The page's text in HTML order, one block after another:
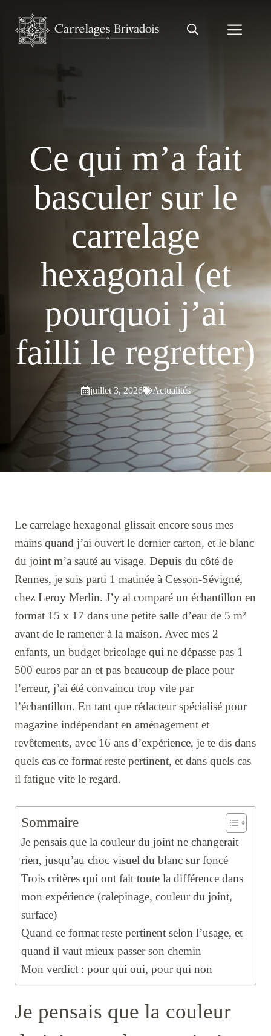
contenu
Ce qui m’a fait
basculer sur le
carrelage
hexagonal (et
pourquoi j’ai
failli le regretter)
juillet 3, 2026 Actualités
Le carrelage hexagonal glissait encore sous mes
mains quand j’ai ouvert le dernier carton, et le blanc
du joint m’a sauté au visage. Depuis du côté de
Rennes, je suis parti 1 matinée à Cesson-Sévigné,
chez Leroy Merlin. J’y ai comparé un échantillon en
format 15 x 17 dans une petite salle d’eau de 5 m²
avant de le ramener à la maison. Avec mes 2
enfants, un budget bricolage qui ne dépasse pas 1
500 euros par an et pas beaucoup de place pour
l’erreur, j’ai été convaincu trop vite par
l’échantillon. En tant que rédacteur spécialisé pour
magazine indépendant en aménagement et
revêtements, avec 16 ans d’expérience, je te dis dans
quels cas ce format reste pertinent, et dans quels cas
il fatigue vite le regard.
Sommaire
Je pensais que la couleur du joint ne changerait
rien, jusqu’au choc visuel du blanc sur foncé
Trois critères qui ont fait toute la différence dans
mon expérience (calepinage, couleur du joint,
surface)
Quand ce format reste pertinent selon l’usage, et
quand il vaut mieux passer son chemin
Mon verdict : pour qui oui, pour qui non
Je pensais que la couleur